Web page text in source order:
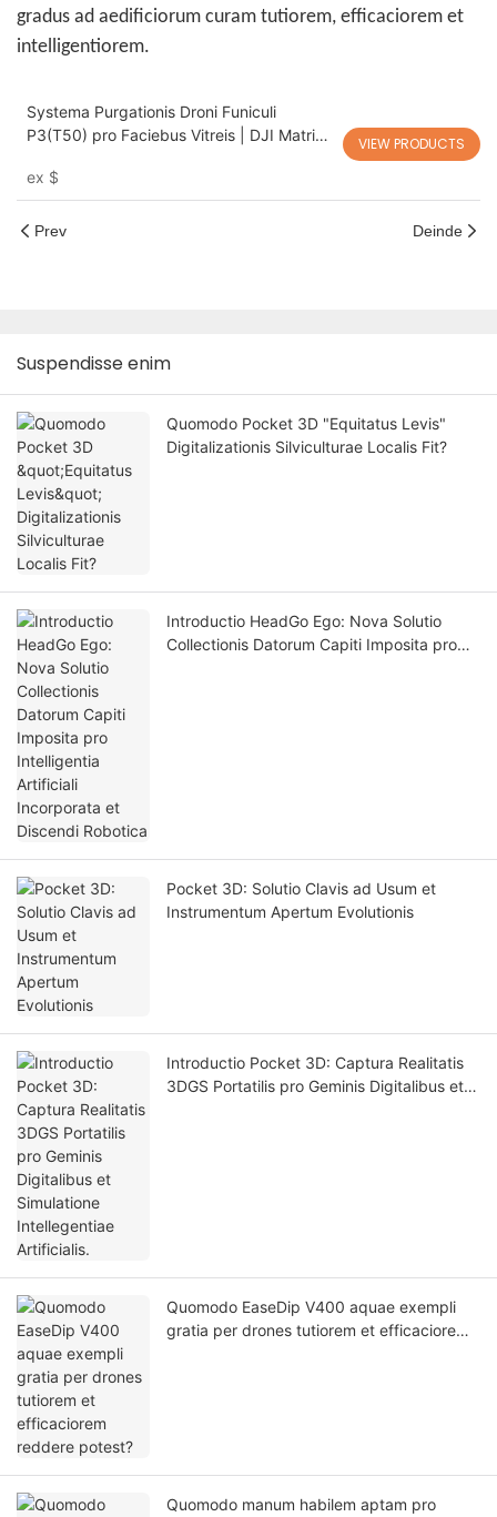
gradus ad aedificiorum curam tutiorem, efficaciorem et
intelligentiorem.
Systema Purgationis Droni Funiculi
P3(T50) pro Faciebus Vitreis | DJI Matrice
ex $
VIEW PRODUCTS
Prev Deinde
Suspendisse enim
Quomodo Pocket 3D "Equitatus Levis"
Digitalizationis Silviculturae Localis Fit?
Introductio HeadGo Ego: Nova Solutio
Collectionis Datorum Capiti Imposita pro
Pocket 3D: Solutio Clavis ad Usum et
Instrumentum Apertum Evolutionis
Introductio Pocket 3D: Captura Realitatis
3DGS Portatilis pro Geminis Digitalibus et
Quomodo EaseDip V400 aquae exempli
gratia per drones tutiorem et efficaciorem
Quomodo manum habilem aptam pro